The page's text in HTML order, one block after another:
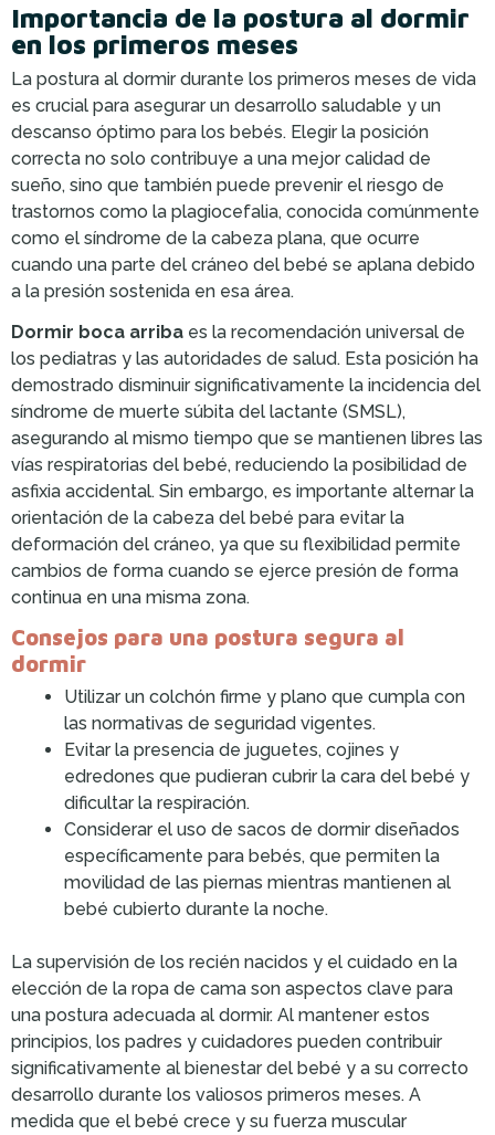
Importancia de la postura al dormir
en los primeros meses
La postura al dormir durante los primeros meses de vida
es crucial para asegurar un desarrollo saludable y un
descanso óptimo para los bebés. Elegir la posición
correcta no solo contribuye a una mejor calidad de
sueño, sino que también puede prevenir el riesgo de
trastornos como la plagiocefalia, conocida comúnmente
como el síndrome de la cabeza plana, que ocurre
cuando una parte del cráneo del bebé se aplana debido
a la presión sostenida en esa área.
Dormir boca arriba es la recomendación universal de
los pediatras y las autoridades de salud. Esta posición ha
demostrado disminuir significativamente la incidencia del
síndrome de muerte súbita del lactante (SMSL),
asegurando al mismo tiempo que se mantienen libres las
vías respiratorias del bebé, reduciendo la posibilidad de
asfixia accidental. Sin embargo, es importante alternar la
orientación de la cabeza del bebé para evitar la
deformación del cráneo, ya que su flexibilidad permite
cambios de forma cuando se ejerce presión de forma
continua en una misma zona.
Consejos para una postura segura al
dormir
Utilizar un colchón firme y plano que cumpla con
las normativas de seguridad vigentes.
Evitar la presencia de juguetes, cojines y
edredones que pudieran cubrir la cara del bebé y
dificultar la respiración.
Considerar el uso de sacos de dormir diseñados
específicamente para bebés, que permiten la
movilidad de las piernas mientras mantienen al
bebé cubierto durante la noche.
La supervisión de los recién nacidos y el cuidado en la
elección de la ropa de cama son aspectos clave para
una postura adecuada al dormir. Al mantener estos
principios, los padres y cuidadores pueden contribuir
significativamente al bienestar del bebé y a su correcto
desarrollo durante los valiosos primeros meses. A
medida que el bebé crece y su fuerza muscular